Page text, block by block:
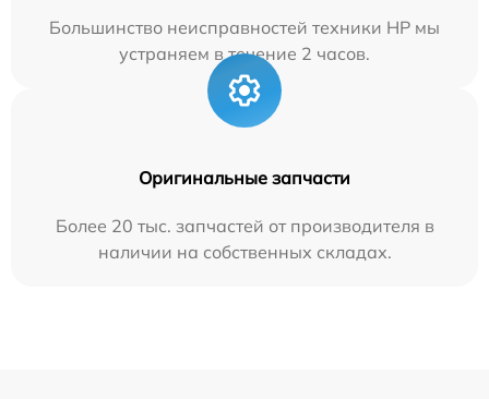
Большинство неисправностей техники HP мы
устраняем в течение 2 часов.
Оригинальные запчасти
Более 20 тыс. запчастей от производителя в
наличии на собственных складах.